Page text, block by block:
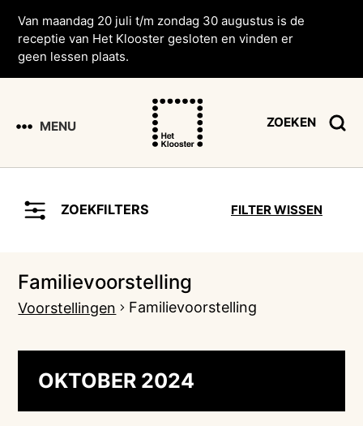
Van maandag 20 juli t/m zondag 30 augustus is de
receptie van Het Klooster gesloten en vinden er
geen lessen plaats.
MENU ZOEKEN
ZOEKFILTERS FILTER WISSEN
Familievoorstelling
Voorstellingen Familievoorstelling
Voorstellingen
OKTOBER 2024